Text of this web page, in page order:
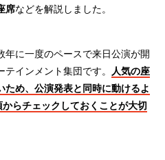
席などを解説しました。
年に一度のペースで来日公演が開
インメント集団です。
人気の座
ため、公演発表と同時に動けるよ
らチェックしておくことが大切